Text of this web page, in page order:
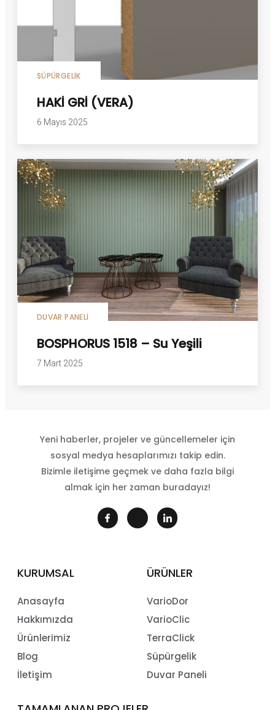
SÜPÜRGELIK
HAKİ GRİ (VERA)
6 Mayıs 2025
DUVAR PANELI
BOSPHORUS 1518 – Su Yeşili
7 Mart 2025
Yeni haberler, projeler ve güncellemeler için
sosyal medya hesaplarımızı takip edin.
Bizimle iletişime geçmek ve daha fazla bilgi
almak için her zaman buradayız!
KURUMSAL
Anasayfa
Hakkımızda
Ürünlerimiz
Blog
İletişim
ÜRÜNLER
VarioDor
VarioClic
TerraClick
Süpürgelik
Duvar Paneli